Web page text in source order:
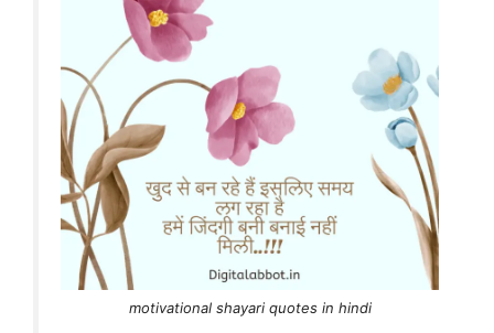
motivational shayari quotes in hindi